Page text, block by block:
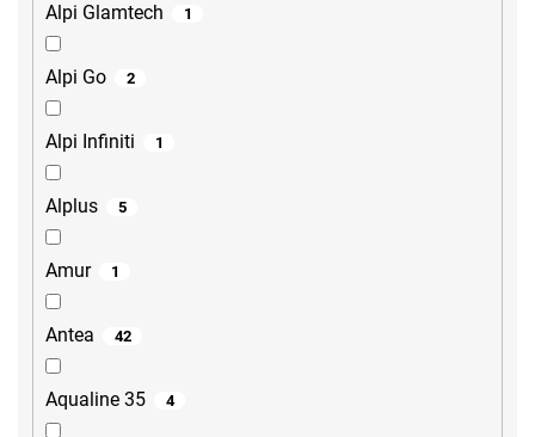
Alpi Glamtech 1
Alpi Go 2
Alpi Infiniti 1
Alplus 5
Amur 1
Antea 42
Aqualine 35 4